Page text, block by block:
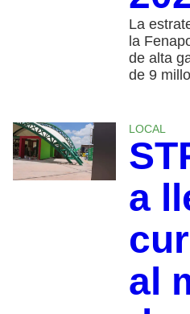
La
la
de alta
de 9
LOCAL
a
al